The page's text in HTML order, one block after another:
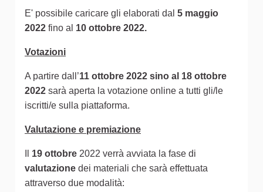
E' possibile caricare gli elaborati dal 5 maggio
2022 fino al 10 ottobre 2022.
Votazioni
A partire dall’11 ottobre 2022 sino al 18 ottobre
2022 sarà aperta la votazione online a tutti gli/le
iscritti/e sulla piattaforma.
Valutazione e premiazione
19 ottobre 2022 verrà avviata la fase di
valutazione dei materiali che sarà effettuata
attraverso due modalità: